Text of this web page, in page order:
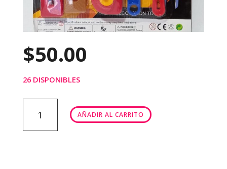
$50.00
26 DISPONIBLES
house
herramientas
AÑADIR AL CARRITO